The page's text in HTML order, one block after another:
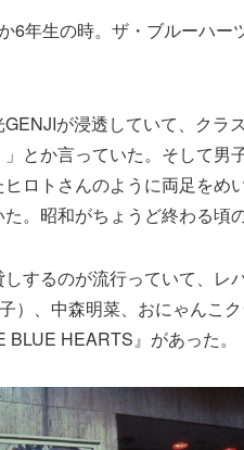
6年生の時。ザ・ブルーハー
が浸透していて、クラ
とか言っていた。そして男
ロトさんのように両足をめ
。昭和がちょうど終わる頃
するのが流行っていて、レ
）、中森明菜、おにゃんこ
HEARTS』があった。